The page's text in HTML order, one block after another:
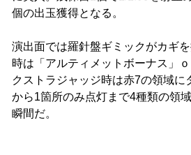
個の出玉獲得となる。
演出面では羅針盤ギミックがカギ
時は「アルティメットボーナス」
クストラジャッジ時は赤7の領域
から1箇所のみ点灯まで4種類の領
瞬間だ。